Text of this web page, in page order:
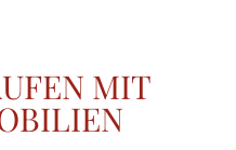
MIT